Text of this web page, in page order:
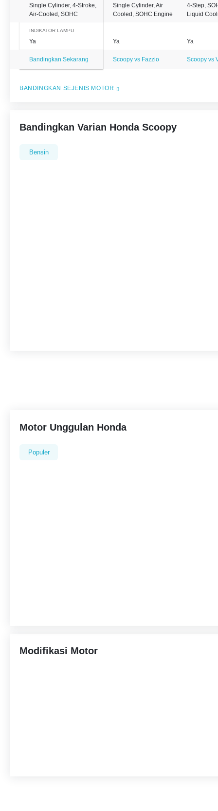
Single Cylinder, 4-Stroke,
Air-Cooled, SOHC
Single Cylinder, Air
Cooled, SOHC Engine
4-Step,
Liquid
INDIKATOR LAMPU
Ya Ya Ya
Bandingkan Sekarang Scoopy vs Fazzio Scoopy vs
BANDINGKAN SEJENIS MOTOR
Bandingkan Varian Honda Scoopy
Bensin
Motor Unggulan Honda
Populer
Modifikasi Motor